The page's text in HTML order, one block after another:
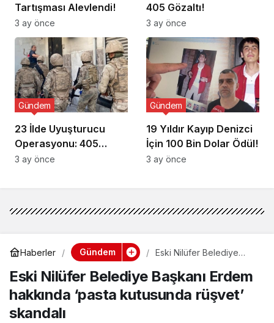
Tartışması Alevlendi!
3 ay önce
405 Gözaltı!
3 ay önce
23 İlde Uyuşturucu
Operasyonu: 405
Gözaltı!
Gündem
3 ay önce
19 Yıldır Kayıp Denizci
İçin 100 Bin Dolar Ödül!
Gündem
3 ay önce
Haberler Gündem
Eski Nilüfer Belediye
‘pasta kutusunda rüşvet’
skandalı
Eski Nilüfer Belediye Başkanı Erdem
hakkında ‘pasta kutusunda rüşvet’
skandalı